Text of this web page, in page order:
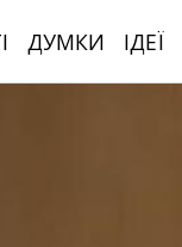
ДУМКИ ІДЕЇ